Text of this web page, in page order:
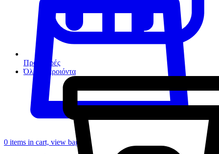
Προσφορές
Όλα τα προιόντα
0 items in cart, view bag